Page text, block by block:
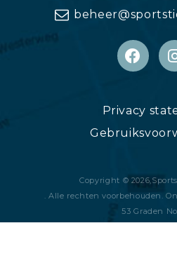
Privacy
Copyright © 2026,
. Alle rechten voorbehouden.
53 Graden